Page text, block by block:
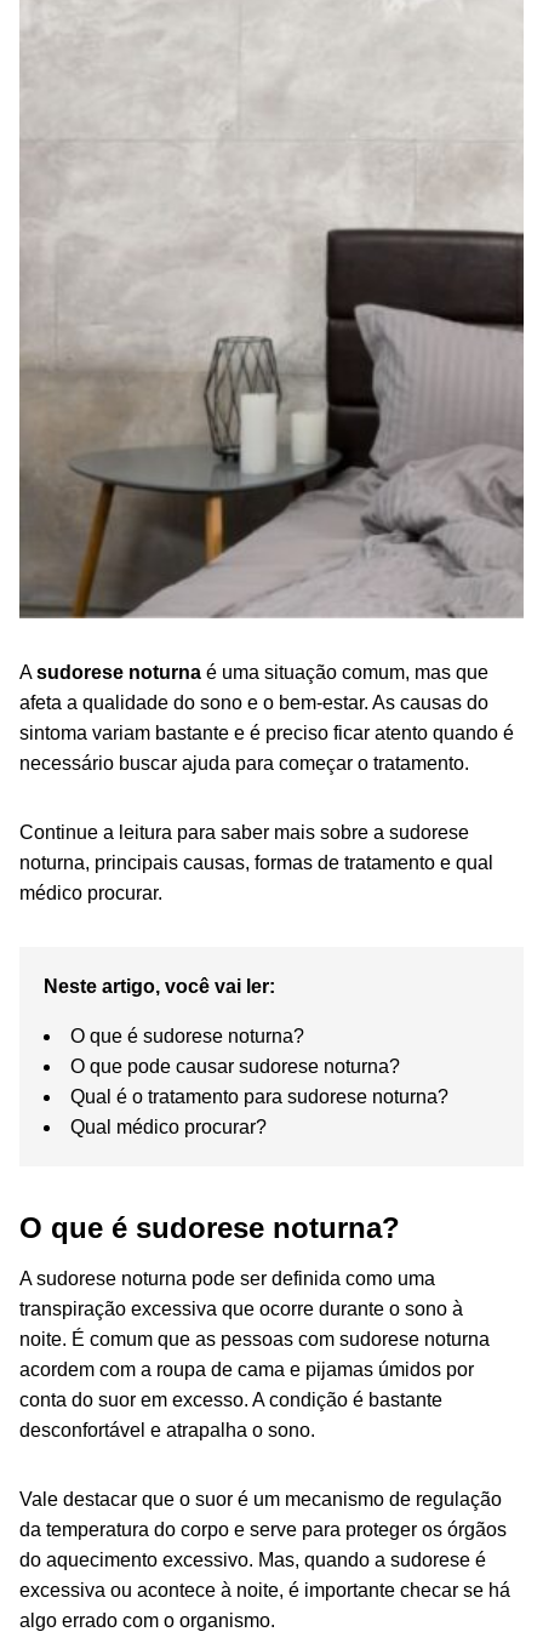
Asudorese noturna é uma situação comum, mas que
afeta a qualidade do sono e o bem-estar. As causas do
sintoma variam bastante e é preciso ficar atento quando é
necessário buscar ajuda para começar o tratamento.
Continue a leitura para saber mais sobre a sudorese
noturna, principais causas, formas de tratamento e qual
médico procurar.
Neste artigo, você vai ler:
O que é sudorese noturna?
O que pode causar sudorese noturna?
Qual é o tratamento para sudorese noturna?
Qual médico procurar?
O que é sudorese noturna?
A sudorese noturna pode ser definida como uma
transpiração excessiva que ocorre durante o sono à
noite. É comum que as pessoas com sudorese noturna
acordem com a roupa de cama e pijamas úmidos por
conta do suor em excesso. A condição é bastante
desconfortável e atrapalha o sono.
Vale destacar que o suor é um mecanismo de regulação
da temperatura do corpo e serve para proteger os órgãos
do aquecimento excessivo. Mas, quando a sudorese é
excessiva ou acontece à noite, é importante checar se há
algo errado com o organismo.